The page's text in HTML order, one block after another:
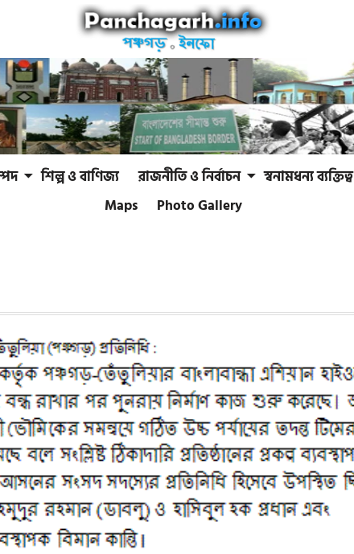
শিল্প ও বাণিজ্য রাজনীতি ও নির্বাচন স্বনামধন্য ব্যক্তিত্ব
Maps
Photo Gallery